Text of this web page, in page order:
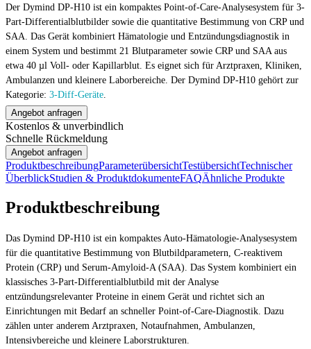
Der Dymind DP-H10 ist ein kompaktes Point-of-Care-Analysesystem für 3-
Part-Differentialblutbilder sowie die quantitative Bestimmung von CRP und
SAA. Das Gerät kombiniert Hämatologie und Entzündungsdiagnostik in
einem System und bestimmt 21 Blutparameter sowie CRP und SAA aus
etwa 40 µl Voll- oder Kapillarblut. Es eignet sich für Arztpraxen, Kliniken,
Ambulanzen und kleinere Laborbereiche. Der Dymind DP-H10 gehört zur
Kategorie: 3-Diff-Geräte
Angebot anfragen
Kostenlos & unverbindlich
Schnelle Rückmeldung
Angebot anfragen
ProduktbeschreibungParameterübersichtTestübersichtTechnischer
ÜberblickStudien & ProduktdokumenteFAQÄhnliche Produkte
Produktbeschreibung
Das Dymind DP-H10 ist ein kompaktes Auto-Hämatologie-Analysesystem
für die quantitative Bestimmung von Blutbildparametern, C-reaktivem
Protein (CRP) und Serum-Amyloid-A (SAA). Das System kombiniert ein
klassisches 3-Part-Differentialblutbild mit der Analyse
entzündungsrelevanter Proteine in einem Gerät und richtet sich an
Einrichtungen mit Bedarf an schneller Point-of-Care-Diagnostik. Dazu
zählen unter anderem Arztpraxen, Notaufnahmen, Ambulanzen,
Intensivbereiche und kleinere Laborstrukturen.